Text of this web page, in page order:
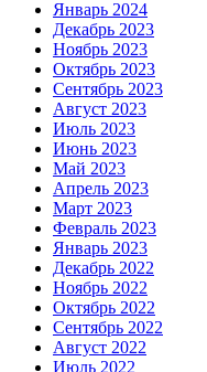
Январь 2024
Декабрь 2023
Ноябрь 2023
Октябрь 2023
Сентябрь 2023
Август 2023
Июль 2023
Июнь 2023
Май 2023
Апрель 2023
Март 2023
Февраль 2023
Январь 2023
Декабрь 2022
Ноябрь 2022
Октябрь 2022
Сентябрь 2022
Август 2022
Июль 2022